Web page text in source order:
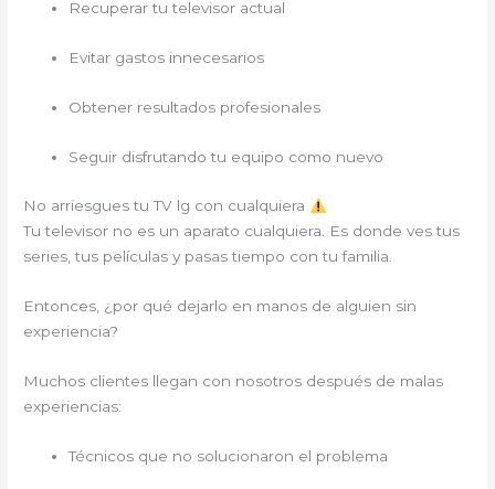
Recuperar tu televisor actual
Evitar gastos innecesarios
Obtener resultados profesionales
Seguir disfrutando tu equipo como nuevo
No arriesgues tu TV lg con cualquiera
Tu televisor no es un aparato cualquiera. Es donde ves tus
series, tus películas y pasas tiempo con tu familia.
Entonces, ¿por qué dejarlo en manos de alguien sin
experiencia?
Muchos clientes llegan con nosotros después de malas
experiencias:
Técnicos que no solucionaron el problema